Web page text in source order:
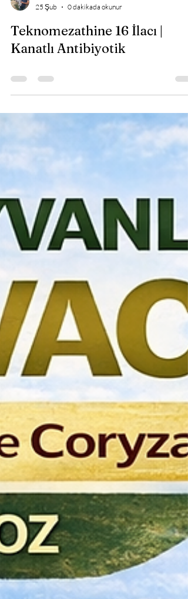
Brahma Süs Tavukları İstanbul
25 Şub
0 dakikada okunur
Teknomezathine 16 İlacı |
Kanatlı Antibiyotik